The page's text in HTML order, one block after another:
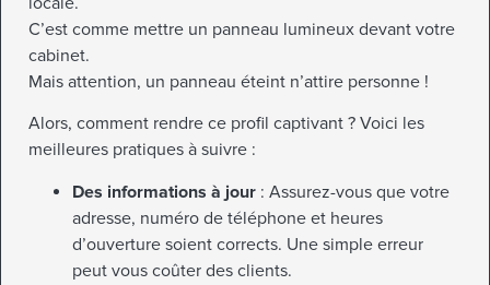
C’est comme mettre un panneau lumineux devant votre
cabinet.
Mais attention, un panneau éteint n’attire personne !
Alors, comment rendre ce profil captivant ? Voici les
meilleures pratiques à suivre :
Des informations à jour : Assurez-vous que votre
adresse, numéro de téléphone et heures
d’ouverture soient corrects. Une simple erreur
peut vous coûter des clients.